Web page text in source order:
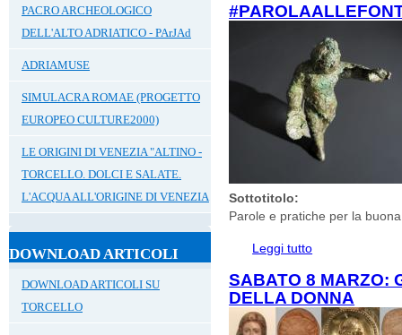
PACRO ARCHEOLOGICO
DELL'ALTO ADRIATICO - PArJAd
ADRIAMUSE
SIMULACRA ROMAE (PROGETTO
EUROPEO CULTURE2000)
LE ORIGINI DI VENEZIA "ALTINO -
TORCELLO. DOLCI E SALATE.
L'ACQUA ALL'ORIGINE DI VENEZIA
DOWNLOAD ARTICOLI
DOWNLOAD ARTICOLI SU
TORCELLO
Sottotitolo:
Parole e pratiche per la
Leggi tutto
SABATO 8 MARZO:
DELLA DONNA